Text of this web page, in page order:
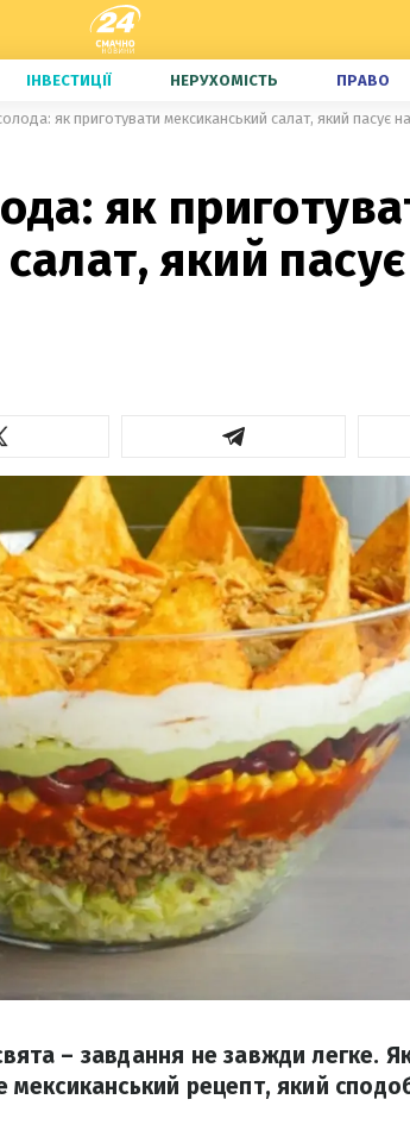
ІНВЕСТИЦІЇ НЕРУХОМІСТЬ ПРАВО
як приготувати мексиканський салат, який пасує
як
який пасує
– завдання не завжди легке.
мексиканський рецепт, який